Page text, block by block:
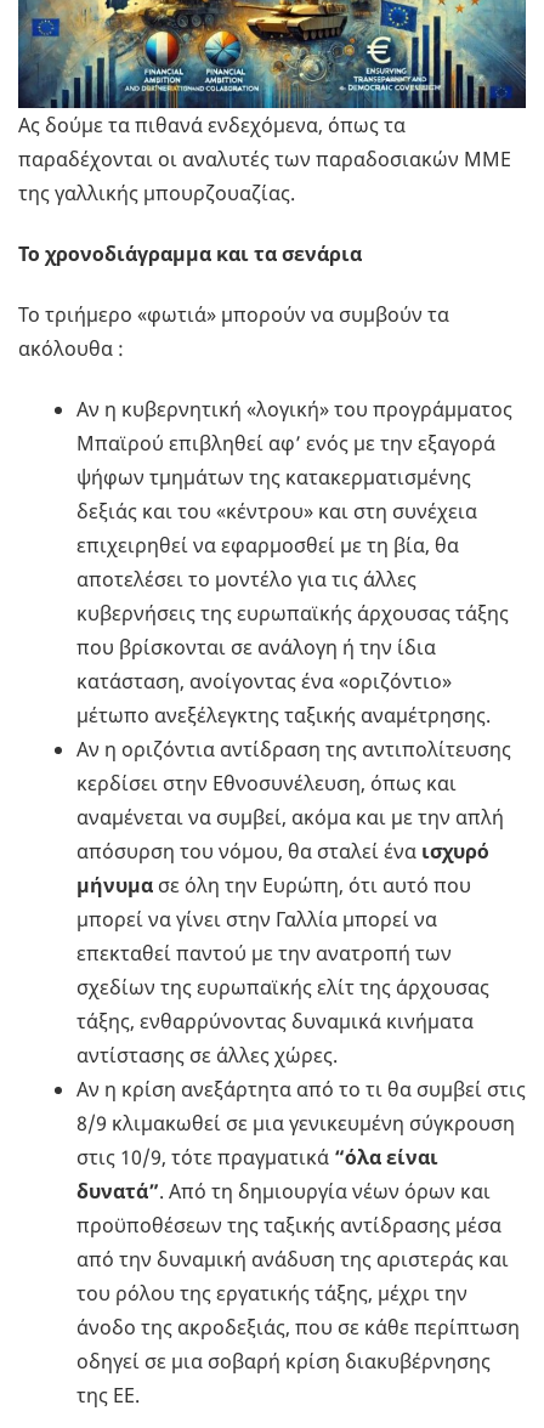
Ας δούμε τα πιθανά ενδεχόμενα, όπως τα
παραδέχονται οι αναλυτές των παραδοσιακών ΜΜΕ
της γαλλικής μπουρζουαζίας.
Το χρονοδιάγραμμα και τα σενάρια
Το τριήμερο «φωτιά» μπορούν να συμβούν τα
ακόλουθα :
Αν η κυβερνητική «λογική» του προγράμματος
Μπαϊρού επιβληθεί αφ’ ενός με την εξαγορά
ψήφων τμημάτων της κατακερματισμένης
δεξιάς και του «κέντρου» και στη συνέχεια
επιχειρηθεί να εφαρμοσθεί με τη βία, θα
αποτελέσει το μοντέλο για τις άλλες
κυβερνήσεις της ευρωπαϊκής άρχουσας τάξης
που βρίσκονται σε ανάλογη ή την ίδια
κατάσταση, ανοίγοντας ένα «οριζόντιο»
μέτωπο ανεξέλεγκτης ταξικής αναμέτρησης.
Αν η οριζόντια αντίδραση της αντιπολίτευσης
κερδίσει στην Εθνοσυνέλευση, όπως και
αναμένεται να συμβεί, ακόμα και με την απλή
απόσυρση του νόμου, θα σταλεί ένα ισχυρό
μήνυμα σε όλη την Ευρώπη, ότι αυτό που
μπορεί να γίνει στην Γαλλία μπορεί να
επεκταθεί παντού με την ανατροπή των
σχεδίων της ευρωπαϊκής ελίτ της άρχουσας
τάξης, ενθαρρύνοντας δυναμικά κινήματα
αντίστασης σε άλλες χώρες.
Αν η κρίση ανεξάρτητα από το τι θα συμβεί στις
8/9 κλιμακωθεί σε μια γενικευμένη σύγκρουση
στις 10/9, τότε πραγματικά “όλα είναι
δυνατά”. Από τη δημιουργία νέων όρων και
προϋποθέσεων της ταξικής αντίδρασης μέσα
από την δυναμική ανάδυση της αριστεράς και
του ρόλου της εργατικής τάξης, μέχρι την
άνοδο της ακροδεξιάς, που σε κάθε περίπτωση
οδηγεί σε μια σοβαρή κρίση διακυβέρνησης
της ΕΕ.